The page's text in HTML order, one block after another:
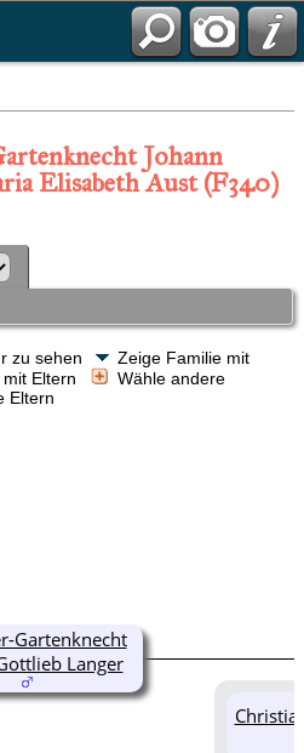
Johann
Elisabeth Aust (F340)
zu sehen
Zeige Familie mit
Eltern
Wähle andere
Eltern
Gartenknecht
Langer